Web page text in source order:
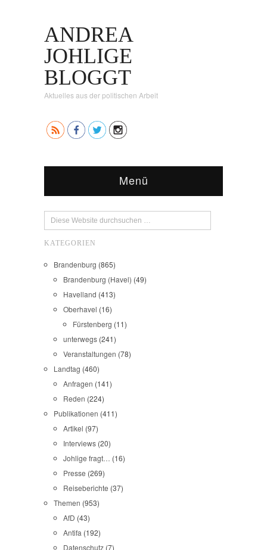
ANDREA
JOHLIGE
BLOGGT
Aktuelles aus der politischen Arbeit
Menü
KATEGORIEN
Brandenburg (865)
Brandenburg (Havel) (49)
Havelland (413)
Oberhavel (16)
Fürstenberg (11)
unterwegs (241)
Veranstaltungen (78)
Landtag (460)
Anfragen (141)
Reden (224)
Publikationen (411)
Artikel (97)
Interviews (20)
Johlige fragt… (16)
Presse (269)
Reiseberichte (37)
Themen (953)
AfD (43)
Antifa (192)
Datenschutz (7)